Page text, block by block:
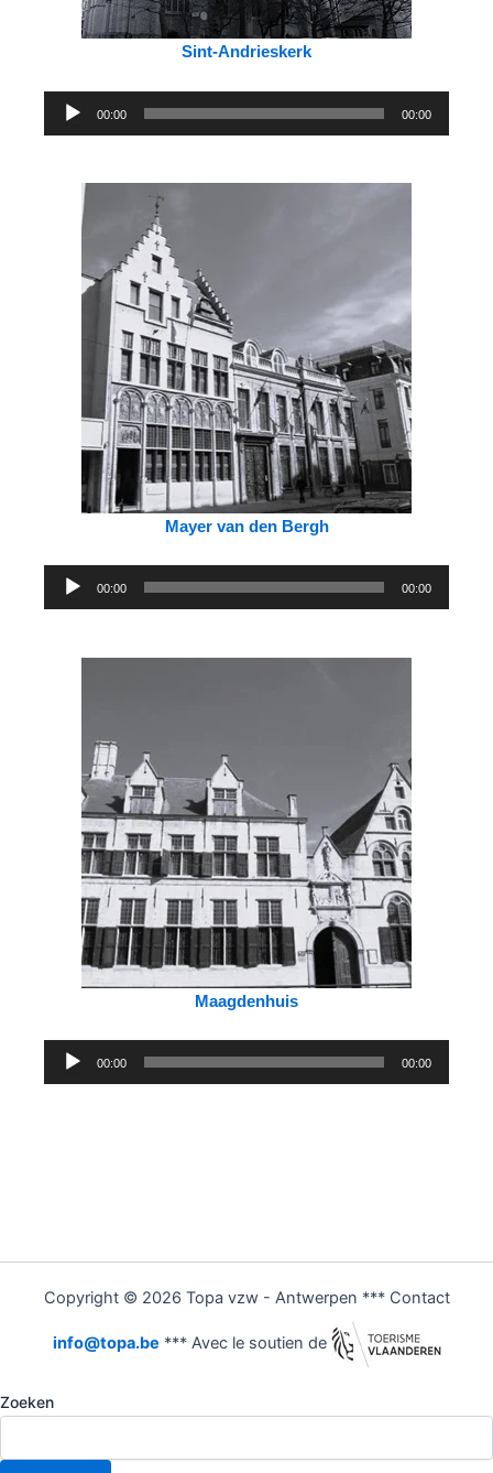
Sint-Andrieskerk
Audiospeler
00:00 00:00
Mayer van den Bergh
Audiospeler
00:00 00:00
Maagdenhuis
Audiospeler
00:00 00:00
Copyright © 2026 Topa vzw - Antwerpen *** Contact
info@topa.be *** Avec le soutien de
Zoeken